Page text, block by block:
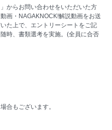
からお問い合わせをいただいた方
画・NAGAKNOCK!解説動画をお送
た上で、エントリーシートをご記
時、書類選考を実施。(全員に合否
合もございます。